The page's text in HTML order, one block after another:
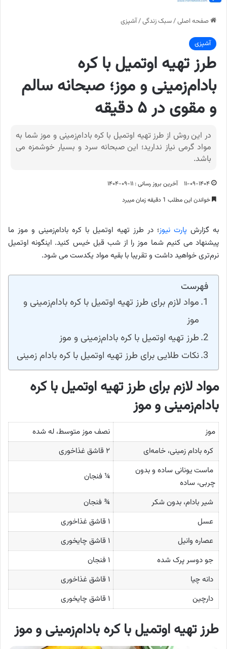
صفحه اصلی/سبک زندگی/آشپزی
آشپزی
طرز تهیه اوتمیل با کره
بادام‌زمینی و موز؛ صبحانه سالم
و مقوی در ۵ دقیقه
در این روش از طرز تهیه اوتمیل با کره بادام‌زمینی و موز شما به
مواد گرمی نیاز ندارید؛ این صبحانه سرد و بسیار خوشمزه می
باشد.
۱۱-۰۹-۱۴۰۴
آخرین بروز رسانی : ۱۱-۰۹-۱۴۰۴
خواندن این مطلب 1 دقیقه زمان میبرد
به گزارش پارت نیوز؛ در طرز تهیه اوتمیل با کره بادام‌زمینی و موز ما
پیشنهاد می کنیم شما موز را از شب قبل خیس کنید. اینگونه اوتمیل
نرم‌تری خواهید داشت و تقریبا با بقیه مواد یکدست می شود.
فهرست
مواد لازم برای طرز تهیه اوتمیل با کره بادام‌زمینی و
موز
طرز تهیه اوتمیل با کره بادام‌زمینی و موز
نکات طلایی برای طرز تهیه اوتمیل با کره بادام زمینی
مواد لازم برای طرز تهیه اوتمیل با کره
بادام‌زمینی و موز
موز
نصف موز متوسط، له شده
کره بادام زمینی، خامه‌ای
۲ قاشق غذاخوری
ماست یونانی ساده و بدون
چربی، ساده
¼ فنجان
شیر بادام، بدون شکر
¾ فنجان
عسل
۱ قاشق غذاخوری
عصاره وانیل
۱ قاشق چایخوری
جو دوسر پرک شده
۱ فنجان
دانه چیا
۱ قاشق غذاخوری
دارچین
۱ قاشق چایخوری
طرز تهیه اوتمیل با کره بادام‌زمینی و موز